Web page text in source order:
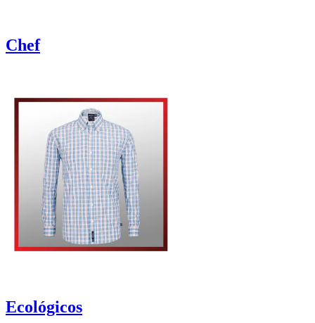
Chef
Ecológicos